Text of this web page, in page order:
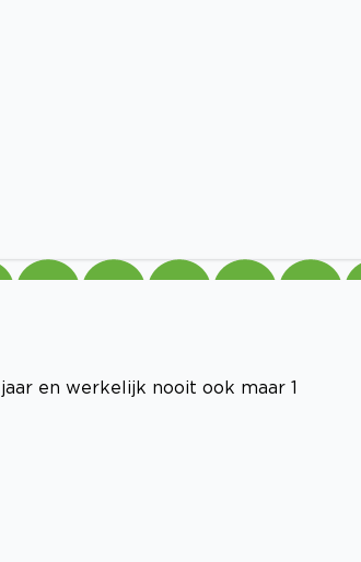
en werkelijk nooit ook maar 1